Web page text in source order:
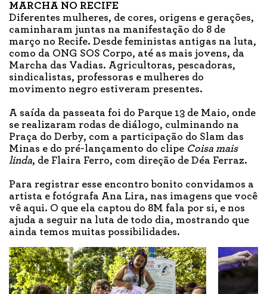
MARCHA NO RECIFE
Diferentes mulheres, de cores, origens e gerações,
caminharam juntas na manifestação do 8 de
março no Recife. Desde feministas antigas na luta,
como da ONG SOS Corpo, até as mais jovens, da
Marcha das Vadias. Agricultoras, pescadoras,
sindicalistas, professoras e mulheres do
movimento negro estiveram presentes.
A saída da passeata foi do Parque 13 de Maio, onde
se realizaram rodas de diálogo, culminando na
Praça do Derby, com a participação do Slam das
Minas e do pré-lançamento do clipe Coisa mais
linda, de Flaira Ferro, com direção de Déa Ferraz.
Para registrar esse encontro bonito convidamos a
artista e fotógrafa Ana Lira, nas imagens que você
vê aqui. O que ela captou do 8M fala por si, e nos
ajuda a seguir na luta de todo dia, mostrando que
ainda temos muitas possibilidades.